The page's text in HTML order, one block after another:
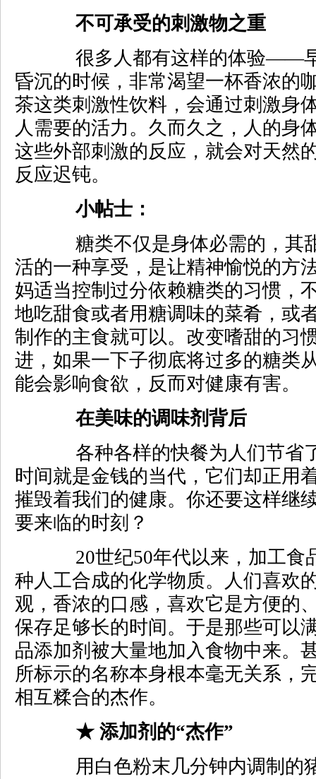
不可承受的刺激物之重
很多人都有这样的体验——早
昏沉的时候，非常渴望一杯香浓的
茶这类刺激性饮料，会通过刺激身
人需要的活力。久而久之，人的身
这些外部刺激的反应，就会对天然
反应迟钝。
小帖士：
糖类不仅是身体必需的，其
活的一种享受，是让精神愉悦的方
妈适当控制过分依赖糖类的习惯，
地吃甜食或者用糖调味的菜肴，或
制作的主食就可以。改变嗜甜的习
进，如果一下子彻底将过多的糖类
能会影响食欲，反而对健康有害。
在美味的调味剂背后
各种各样的快餐为人们节省
时间就是金钱的当代，它们却正用
摧毁着我们的健康。你还要这样继
要来临的时刻？
20世纪50年代以来，加工食
种人工合成的化学物质。人们喜欢
观，香浓的口感，喜欢它是方便的
保存足够长的时间。于是那些可以
品添加剂被大量地加入食物中来。
所标示的名称本身根本毫无关系，
相互糅合的杰作。
★ 添加剂的“杰作”
用白色粉末几分钟内调制的